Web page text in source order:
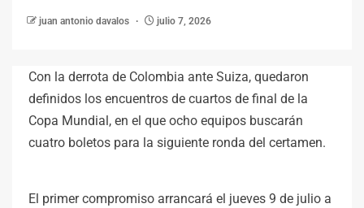
juan antonio davalos julio 7, 2026
Con la derrota de Colombia ante Suiza, quedaron
definidos los encuentros de cuartos de final de la
Copa Mundial, en el que ocho equipos buscarán
cuatro boletos para la siguiente ronda del certamen.
El primer compromiso arrancará el jueves 9 de julio a